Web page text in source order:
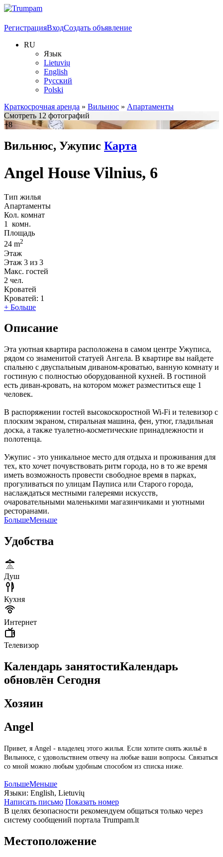
РегистрацияВходСоздать объявление
RU
Язык
Lietuvių
English
Русский
Polski
Краткосрочная аренда » Вильнюс » Апартаменты
Смотреть 12 фотографий
+8
Вильнюс, Ужупис Карта
Angel House Vilnius, 6
Тип жилья
Апартаменты
Кол. комнат
1
комн.
Площадь
24 m2
Этаж
Этаж 3 из 3
Макс. гостей
2 чел.
Кроватей
Кроватей: 1
+ Больше
Описание
Эта уютная квартира расположена в самом центре Ужуписа,
рядом со знаменитой статуей Ангела. В квартире вы найдете
спальню с двуспальным диваном-кроватью, ванную комнату и
гостиную с полностью оборудованной кухней. В гостиной
есть диван-кровать, на котором может разместиться еще 1
человек.
В распоряжении гостей высокоскоростной Wi-Fi и телевизор с
плоским экраном, стиральная машина, фен, утюг, гладильная
доска, а также туалетно-косметические принадлежности и
полотенца.
Ужупис - это уникальное место для отдыха и проживания для
тех, кто хочет почувствовать ритм города, но в то же время
иметь возможность провести свободное время в парках,
прогуливаться по улицам Пауписа или Старого города,
наслаждаться местными галереями искусств,
очаровательными маленькими магазинчиками и уютными
ресторанами.
БольшеМеньше
Удобства
Душ
Кухня
Интернет
Телевизор
Календарь занятостиКалендарь
обновлён Сегодня
Хозяин
Angel
Привет, я Angel - владелец этого жилья. Если хотите снять жильё в
Вильнюсе, с удовольствием отвечу на любые ваши вопросы. Связаться
со мной можно любым удобным способом из списка ниже.
БольшеМеньше
Языки: English, Lietuvių
Написать письмо Показать номер
В целях безопасности рекомендуем общаться только через
систему сообщений портала Trumpam.lt
Местоположение